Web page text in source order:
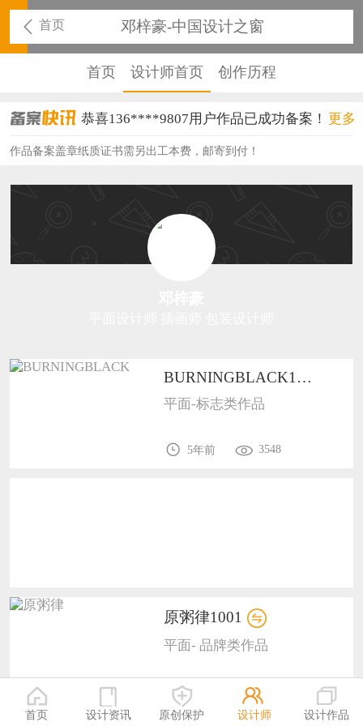
首页 邓梓豪-中国设计之窗
首页 设计师首页 创作历程
恭喜136****9807用户作品已成功备案！
恭喜159****4930用户作品已成功备案！
恭喜150****6483用户作品已成功备案！
恭喜131****2473用户作品已成功备案！
恭喜159****4201用户作品已成功备案！
恭喜138****8638用户作品已成功备案！
更多
作品备案盖章纸质证书需另出工本费，邮寄到付！
BURNINGBLACK1002
平面-标志类作品
5年前 3548
原粥律1001
平面- 品牌类作品
5年前
3931
首页
设计资讯 原创保护 设计师 设计作品